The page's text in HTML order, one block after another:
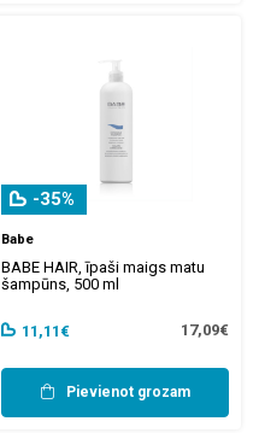
-35%
Babe
BABE HAIR, īpaši maigs matu
šampūns, 500 ml
11,11€ 17,09€
Pievienot grozam